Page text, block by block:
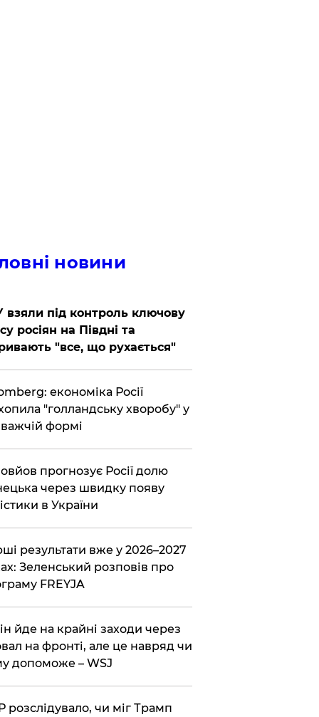
новини
взяли під контроль ключову
росіян на Півдні та
"все, що рухається"
економіка Росії
"голландську хворобу" у
формі
прогнозує Росії долю
через швидку появу
в України
результати вже у 2026–2027
Зеленський розповів про
FREYJA
йде на крайні заходи через
на фронті, але це навряд чи
допоможе – WSJ
розслідувало, чи міг Трамп